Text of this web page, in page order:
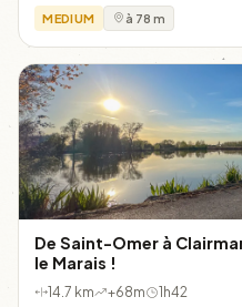
MEDIUM à 78 m
De Saint-Omer à
le Marais !
14.7 km +68m 1h42